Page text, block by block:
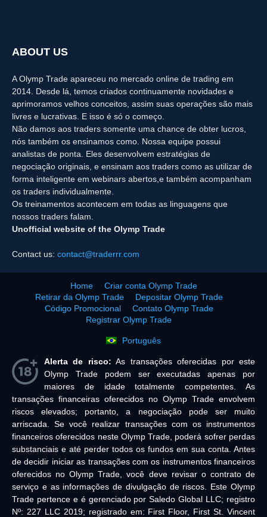
ABOUT US
A Olymp Trade apareceu no mercado online de trading em
2014. Desde lá, temos criados continuamente novidades e
aprimoramos velhos conceitos, assim suas operações são mais
livres e lucrativas. E isso é só o começo.
Não damos aos traders somente uma chance de obter lucros,
nós também os ensinamos como. Nossa equipe possui
analistas de ponta. Eles desenvolvem estratégias de
negociação originais, e ensinam aos traders como as utilizar de
forma inteligente em webinars abertos,e também acompanham
os traders individualmente.
Os treinamentos acontecem em todas as linguagens que
nossos traders falam.
Unofficial website of the Olymp Trade
Contact us: contact@traderrr.com
Home
Criar conta Olymp Trade
Retirar da Olymp Trade
Depositar Olymp Trade
Código Promocional
Contato Olymp Trade
Registrar Olymp Trade
Português
Alerta de risco: As transações oferecidas por este
Olymp Trade podem ser executadas apenas por
maiores de idade totalmente competentes. As
transações financeiras oferecidos no Olymp Trade envolvem
riscos elevados; portanto, a negociação pode ser muito
arriscada. Se você realizar transações com os instrumentos
financeiros oferecidos neste Olymp Trade, poderá sofrer perdas
substanciais e até perder todos os fundos em sua conta. Antes
de decidir iniciar as transações com os instrumentos financeiros
oferecidos no Olymp Trade, você deve revisar o contrato de
serviço e as informações de divulgação de riscos. Este Olymp
Trade pertence e é gerenciado por Saledo Global LLC; registro
Nº: 227 LLC 2019; registrado em: First Floor, First St. Vincent